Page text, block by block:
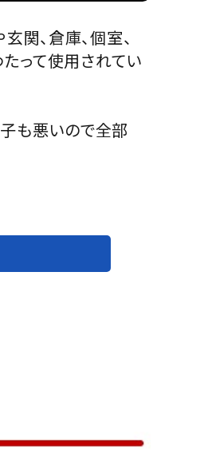
関、倉庫、個室、
って使用されてい
も悪いので全部